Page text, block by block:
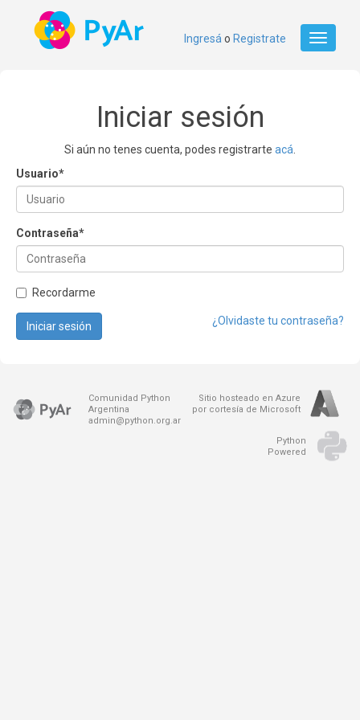
Toggle
Ingresá o Registrate
Iniciar sesión
Si aún no tenes cuenta, podes registrarte acá
Usuario*
Contraseña*
Recordarme
¿Olvidaste tu contraseña?
Iniciar sesión
Comunidad Python
Argentina
admin@python.org.ar
Sitio hosteado en Azure
por cortesía de Microsoft
Python
Powered